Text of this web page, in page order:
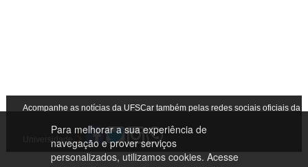
Para melhorar a sua experiência de
navegação e prover serviços
personalizados, utilizamos cookies. Acesse
Acompanhe as notícias da UFSCar também pelas redes sociais oficiais da
Universidade